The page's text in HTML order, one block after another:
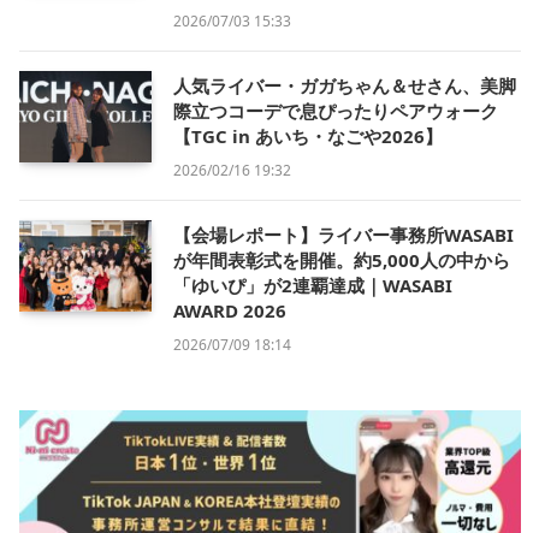
2026/07/03 15:33
人気ライバー・ガガちゃん＆せさん、美脚
際立つコーデで息ぴったりペアウォーク
【TGC in あいち・なごや2026】
2026/02/16 19:32
【会場レポート】ライバー事務所WASABI
が年間表彰式を開催。約5,000人の中から
「ゆいぴ」が2連覇達成｜WASABI
AWARD 2026
2026/07/09 18:14